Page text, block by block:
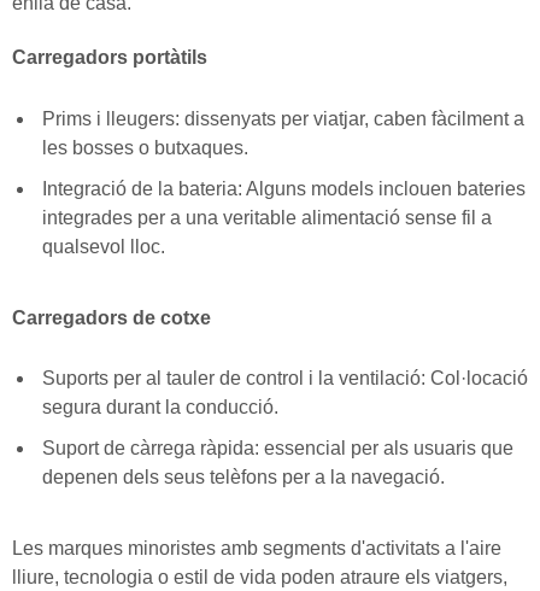
Carregadors portàtils
Prims i lleugers: dissenyats per viatjar, caben fàcilment a
les bosses o butxaques.
Integració de la bateria: Alguns models inclouen bateries
integrades per a una veritable alimentació sense fil a
qualsevol lloc.
Carregadors de cotxe
Suports per al tauler de control i la ventilació: Col·locació
segura durant la conducció.
Suport de càrrega ràpida: essencial per als usuaris que
depenen dels seus telèfons per a la navegació.
Les marques minoristes amb segments d'activitats a l'aire
lliure, tecnologia o estil de vida poden atraure els viatgers,